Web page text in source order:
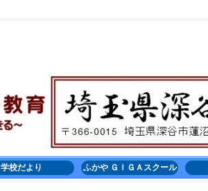
学校だより ふかや ＧＩＧＡスクール